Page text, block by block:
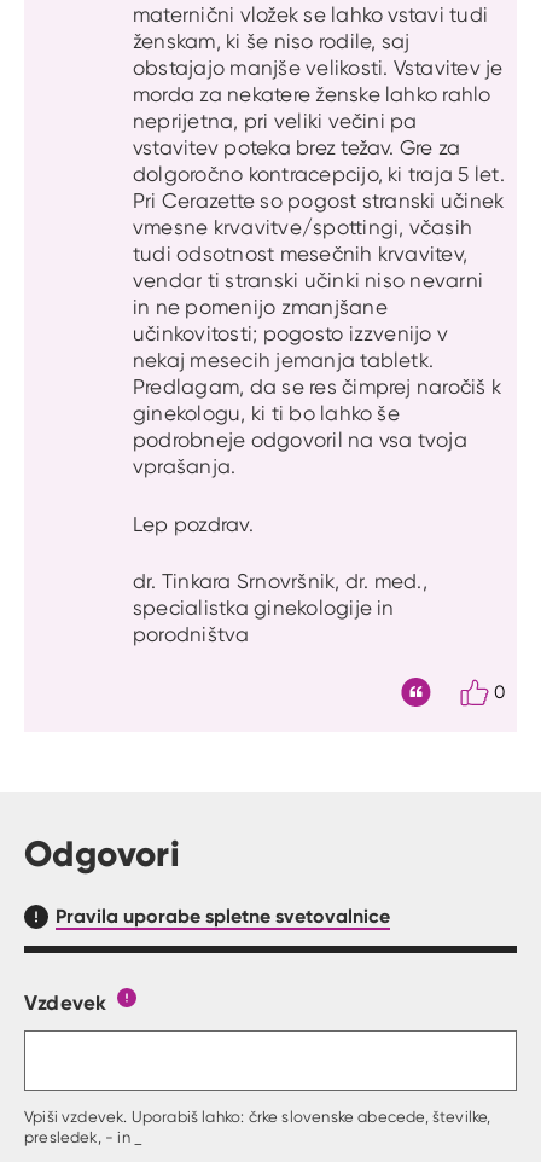
maternični vložek se lahko vstavi tudi
ženskam, ki še niso rodile, saj
obstajajo manjše velikosti. Vstavitev je
morda za nekatere ženske lahko rahlo
neprijetna, pri veliki večini pa
vstavitev poteka brez težav. Gre za
dolgoročno kontracepcijo, ki traja 5 let.
Pri Cerazette so pogost stranski učinek
vmesne krvavitve/spottingi, včasih
tudi odsotnost mesečnih krvavitev,
vendar ti stranski učinki niso nevarni
in ne pomenijo zmanjšane
učinkovitosti; pogosto izzvenijo v
nekaj mesecih jemanja tabletk.
Predlagam, da se res čimprej naročiš k
ginekologu, ki ti bo lahko še
podrobneje odgovoril na vsa tvoja
vprašanja.
Lep pozdrav.
dr. Tinkara Srnovršnik, dr. med.,
specialistka ginekologije in
porodništva
0
Odgovori
Pravila uporabe spletne svetovalnice
Obrazec, kjer lahko zastaviš vprašanje
Vzdevek
Vpiši vzdevek. Uporabiš lahko: črke slovenske abecede, številke,
presledek, - in _